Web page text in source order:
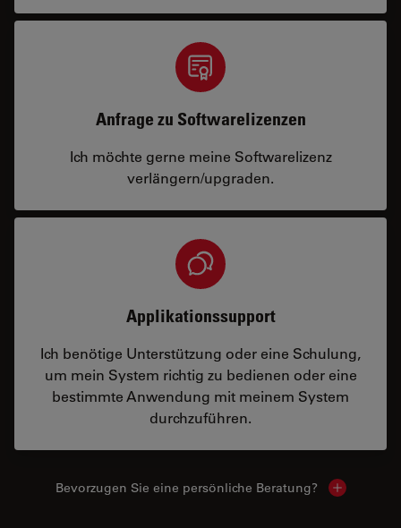
Anfrage zu Softwarelizenzen
Ich möchte gerne meine Softwarelizenz
verlängern/upgraden.
Applikationssupport
Ich benötige Unterstützung oder eine Schulung,
um mein System richtig zu bedienen oder eine
bestimmte Anwendung mit meinem System
durchzuführen.
Bevorzugen Sie eine persönliche Beratung? Show